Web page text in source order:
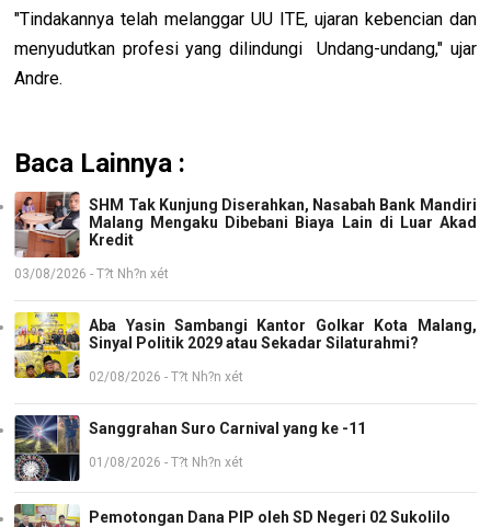
"Tindakannya telah melanggar UU ITE, ujaran kebencian dan
menyudutkan profesi yang dilindungi Undang-undang," ujar
Andre.
Baca Lainnya :
SHM Tak Kunjung Diserahkan, Nasabah Bank Mandiri
Malang Mengaku Dibebani Biaya Lain di Luar Akad
Kredit
03/08/2026 - T?t Nh?n xét
Aba Yasin Sambangi Kantor Golkar Kota Malang,
Sinyal Politik 2029 atau Sekadar Silaturahmi?
02/08/2026 - T?t Nh?n xét
Sanggrahan Suro Carnival yang ke -11
01/08/2026 - T?t Nh?n xét
Pemotongan Dana PIP oleh SD Negeri 02 Sukolilo